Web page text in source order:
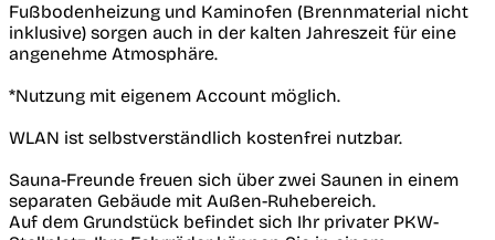
Fußbodenheizung und Kaminofen (Brennmaterial nicht
inklusive) sorgen auch in der kalten Jahreszeit für eine
angenehme Atmosphäre.
*Nutzung mit eigenem Account möglich.
WLAN ist selbstverständlich kostenfrei nutzbar.
Sauna-Freunde freuen sich über zwei Saunen in einem
separaten Gebäude mit Außen-Ruhebereich.
Auf dem Grundstück befindet sich Ihr privater PKW-